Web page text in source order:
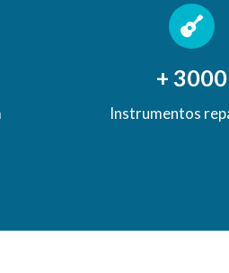
+ 3000
Instrumentos